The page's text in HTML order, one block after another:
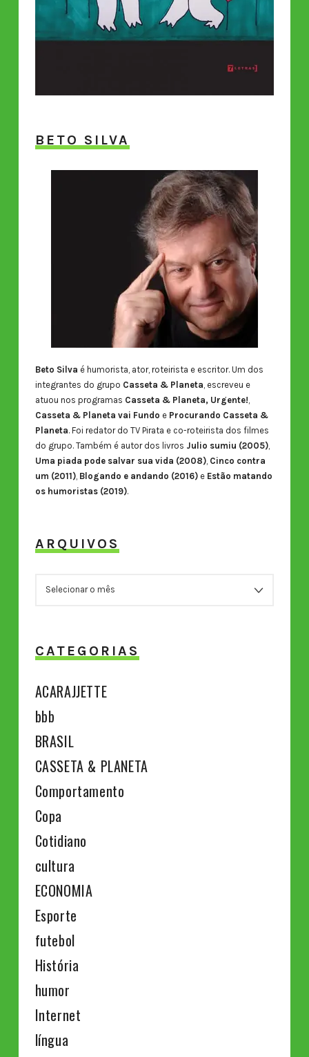
BETO SILVA
Beto Silva é humorista, ator, roteirista e escritor. Um dos
integrantes do grupo Casseta & Planeta , escreveu e
atuou nos programas Casseta & Planeta, Urgente!
Casseta & Planeta vai Fundo e Procurando Casseta &
Planeta. Foi redator do TV Pirata e co-roteirista dos filmes
do grupo. Também é autor dos livros Julio sumiu (2005),
Uma piada pode salvar sua vida (2008), Cinco contra
um (2011), Blogando e andando (2016)e Estão matando
os humoristas (2019).
ARQUIVOS
CATEGORIAS
ACARAJJETTE
bbb
BRASIL
CASSETA & PLANETA
Comportamento
Copa
Cotidiano
cultura
ECONOMIA
Esporte
futebol
História
humor
Internet
língua